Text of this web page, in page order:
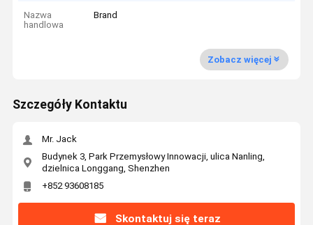
Nazwa
handlowa
Brand
Zobacz więcej
Szczegóły Kontaktu
Mr. Jack
Budynek 3, Park Przemysłowy Innowacji, ulica Nanling,
dzielnica Longgang, Shenzhen
+852 93608185
Skontaktuj się teraz